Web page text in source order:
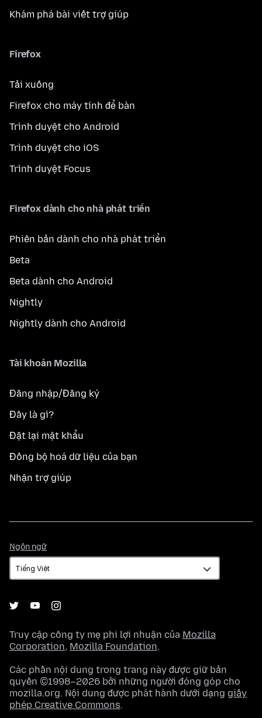
Khám phá bài viết trợ giúp
Firefox
Tải xuống
Firefox cho máy tính để bàn
Trình duyệt cho Android
Trình duyệt cho iOS
Trình duyệt Focus
Firefox dành cho nhà phát triển
Phiên bản dành cho nhà phát triển
Beta
Beta dành cho Android
Nightly
Nightly dành cho Android
Tài khoản Mozilla
Đăng nhập/Đăng ký
Đây là gì?
Đặt lại mật khẩu
Đồng bộ hoá dữ liệu của bạn
Nhận trợ giúp
Ngôn ngữ
ngữ
Truy cập công ty mẹ phi lợi nhuận của Mozilla
Corporation, Mozilla Foundation.
Các phần nội dung trong trang này được giữ bản
quyền ©1998–2026 bởi những người đóng góp cho
mozilla.org. Nội dung được phát hành dưới dạng giấy
phép Creative Commons.